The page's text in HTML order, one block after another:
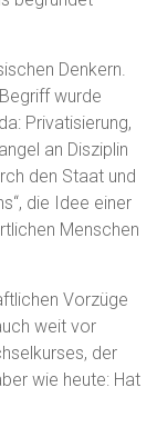
Denkern.
wurde
Privatisierung,
an Disziplin
den Staat und
die Idee einer
Menschen
Vorzüge
weit vor
der
wie heute: Hat